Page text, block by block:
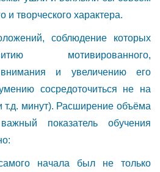
и творческого характера.
соблюдение которых
мотивированного,
внимания и увеличению его
сосредоточиться не на
т.д. минут). Расширение объёма
показатель обучения
начала был не только